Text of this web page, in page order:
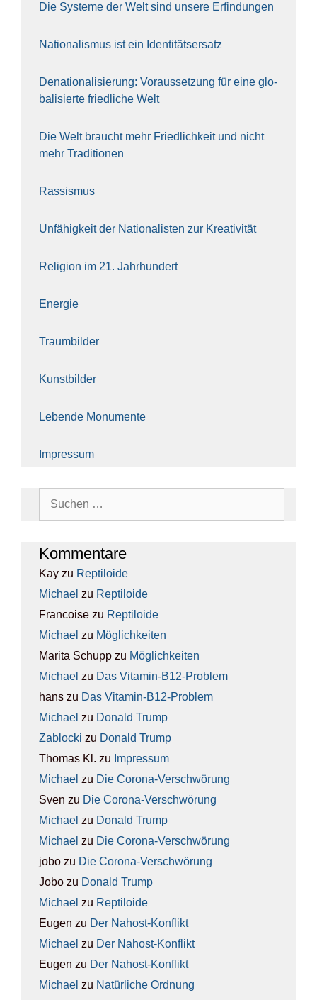
Die Sys­te­me der Welt sind unse­re Erfin­dun­gen
Natio­na­lis­mus ist ein Iden­ti­täts­er­satz
Dena­tio­na­li­sie­rung: Vor­aus­set­zung für eine glo­
ba­li­sier­te fried­li­che Welt
Die Welt braucht mehr Fried­lich­keit und nicht
mehr Tra­di­tio­nen
Ras­sis­mus
Unfä­hig­keit der Natio­na­lis­ten zur Krea­ti­vi­tät
Reli­gi­on im 21. Jahr­hun­dert
Ener­gie
Traum­bil­der
Kunst­bil­der
Leben­de Monu­men­te
Impres­sum
Kom­men­ta­re
Kay zu Rep­ti­lo­ide
Michael zu Rep­ti­lo­ide
Francoise zu Rep­ti­lo­ide
Michael zu Mög­lich­kei­ten
Marita Schupp zu Mög­lich­kei­ten
Michael zu Das Vit­amin-B12-Pro­blem
hans zu Das Vit­amin-B12-Pro­blem
Michael zu Donald Trump
Zablocki zu Donald Trump
Thomas Kl. zu Impres­sum
Michael zu Die Coro­na-Ver­schwö­rung
Sven zu Die Coro­na-Ver­schwö­rung
Michael zu Donald Trump
Michael zu Die Coro­na-Ver­schwö­rung
jobo zu Die Coro­na-Ver­schwö­rung
Jobo zu Donald Trump
Michael zu Rep­ti­lo­ide
Eugen zu Der Nah­ost-Kon­flikt
Michael zu Der Nah­ost-Kon­flikt
Eugen zu Der Nah­ost-Kon­flikt
Michael zu Natür­li­che Ord­nung